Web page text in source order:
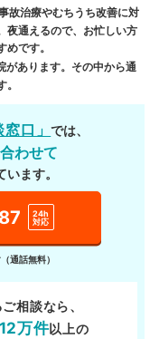
故治療やむちうち改善に対
夜通えるので、お忙しい方
です。
があります。その中から通
窓口」では、
わせて
ます。
24h
対応
通話無料）
相談なら、
万件以上の